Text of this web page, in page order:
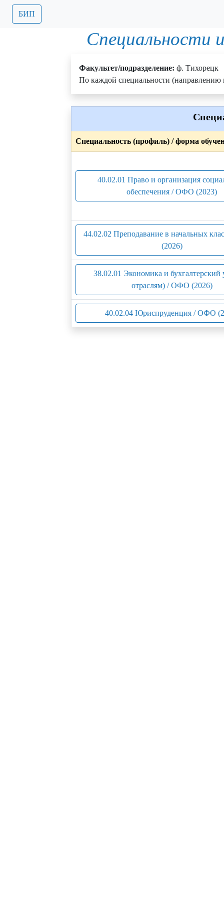
БИП
Специальности
Факультет/подразделение: ф. Тихорецк
По каждой специальности (направлению
Специальность (профиль) / форма
40.02.01 Право и организация
обеспечения / ОФО (2023)
44.02.02 Преподавание в начальных
(2026)
38.02.01 Экономика и бухгалтерский
отраслям) / ОФО (2026)
40.02.04 Юриспруденция / ОФО